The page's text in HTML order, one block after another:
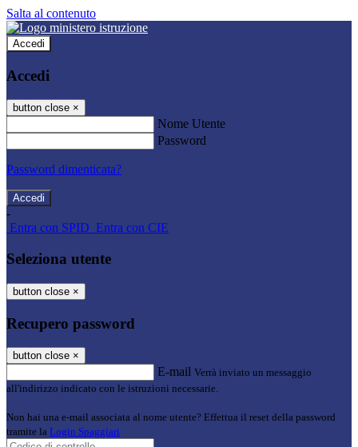
Salta al contenuto
Accedi
Accedi
button close ×
Nome Utente
Password
Password dimenticata?
-
Entra con SPID Entra con CIE
Seleziona utente
button close ×
Recupero password
button close ×
E-mail Verrà inviato un messaggio
all'indirizzo indicato con le istruzioni necessarie.
Non hai una e-mail associata al nome utente? Effettua il reset della password
tramite la Login Spaggiari